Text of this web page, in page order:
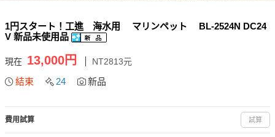
1円スタート！工進 海水用 マリンペット BL-2524N DC24
V 新品未使用品
現在 13,000円 NT2813元
結束 24 新品
費用試算 試算